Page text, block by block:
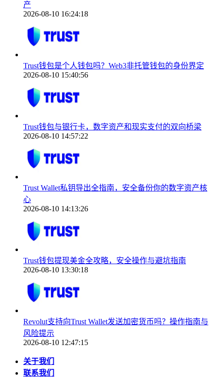
产
2026-08-10 16:24:18
Trust钱包是个人钱包吗？Web3非托管钱包的身份界定
2026-08-10 15:40:56
Trust钱包与银行卡，数字资产和现实支付的双向桥梁
2026-08-10 14:57:22
Trust Wallet私钥导出全指南，安全备份你的数字资产核
心
2026-08-10 14:13:26
Trust钱包提现美金全攻略，安全操作与避坑指南
2026-08-10 13:30:18
Revolut支持向Trust Wallet发送加密货币吗？操作指南与
风险提示
2026-08-10 12:47:15
关于我们
联系我们